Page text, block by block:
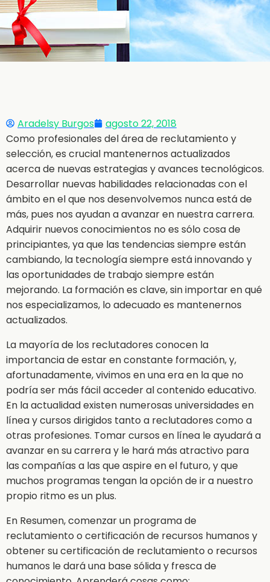
Aradelsy Burgos
agosto 22, 2018
Como profesionales del área de reclutamiento y
selección, es crucial mantenernos actualizados
acerca de nuevas estrategias y avances tecnológicos.
Desarrollar nuevas habilidades relacionadas con el
ámbito en el que nos desenvolvemos nunca está de
más, pues nos ayudan a avanzar en nuestra carrera.
Adquirir nuevos conocimientos no es sólo cosa de
principiantes, ya que las tendencias siempre están
cambiando, la tecnología siempre está innovando y
las oportunidades de trabajo siempre están
mejorando. La formación es clave, sin importar en qué
nos especializamos, lo adecuado es mantenernos
actualizados.
La mayoría de los reclutadores conocen la
importancia de estar en constante formación, y,
afortunadamente, vivimos en una era en la que no
podría ser más fácil acceder al contenido educativo.
En la actualidad existen numerosas universidades en
línea y cursos dirigidos tanto a reclutadores como a
otras profesiones. Tomar cursos en línea le ayudará a
avanzar en su carrera y le hará más atractivo para
las compañías a las que aspire en el futuro, y que
muchos programas tengan la opción de ir a nuestro
propio ritmo es un plus.
En Resumen, comenzar un programa de
reclutamiento o certificación de recursos humanos y
obtener su certificación de reclutamiento o recursos
humanos le dará una base sólida y fresca de